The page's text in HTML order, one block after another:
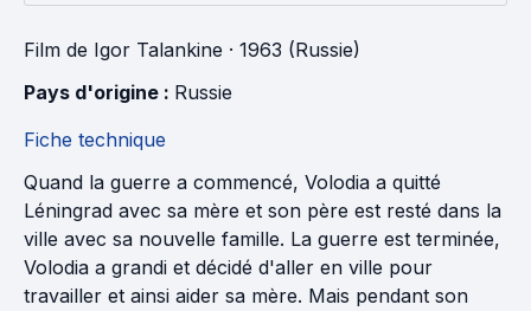
Film de Igor Talankine · 1963 (Russie)
Pays d'origine : Russie
Fiche technique
Quand la guerre a commencé, Volodia a quitté
Léningrad avec sa mère et son père est resté dans la
ville avec sa nouvelle famille. La guerre est terminée,
Volodia a grandi et décidé d'aller en ville pour
travailler et ainsi aider sa mère. Mais pendant son